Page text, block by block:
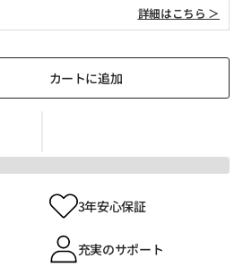
詳細はこちら ＞
カートに追加
3年安心保証
充実のサポート